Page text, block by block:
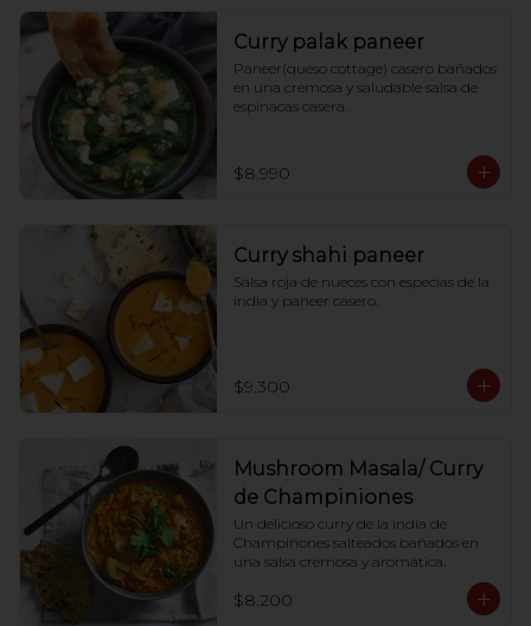
Curry palak paneer
Paneer(queso cottage) casero bañados
en una cremosa y saludable salsa de
espinacas casera.
$8.990
Curry shahi paneer
Salsa roja de nueces con especias de la
india y paneer casero.
$9.300
Mushroom Masala/ Curry
de Champiniones
Un delicioso curry de la india de
Champiñones salteados bañados en
una salsa cremosa y aromática.
$8.200